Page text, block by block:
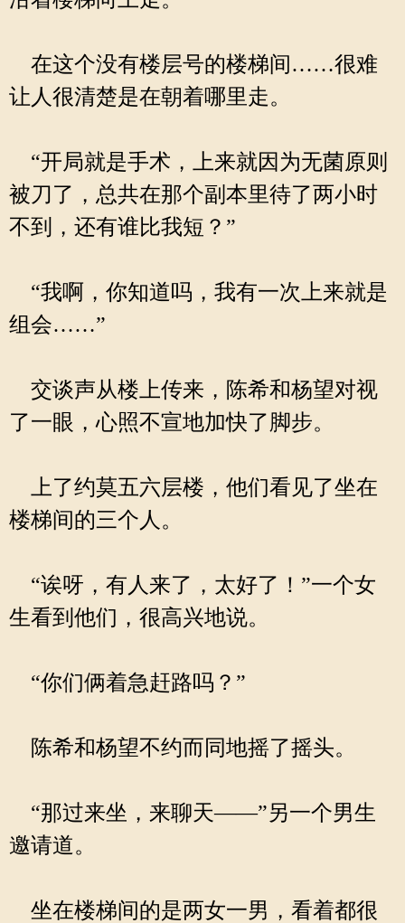
在这个没有楼层号的楼梯间……很难
让人很清楚是在朝着哪里走。
“开局就是手术，上来就因为无菌原则
被刀了，总共在那个副本里待了两小时
不到，还有谁比我短？”
“我啊，你知道吗，我有一次上来就是
组会……”
交谈声从楼上传来，陈希和杨望对视
了一眼，心照不宣地加快了脚步。
上了约莫五六层楼，他们看见了坐在
楼梯间的三个人。
“诶呀，有人来了，太好了！”一个女
生看到他们，很高兴地说。
“你们俩着急赶路吗？”
陈希和杨望不约而同地摇了摇头。
“那过来坐，来聊天——”另一个男生
邀请道。
坐在楼梯间的是两女一男，看着都很